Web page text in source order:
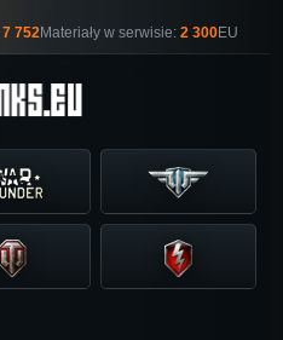
7 752Materiały w serwisie: 2 300EU